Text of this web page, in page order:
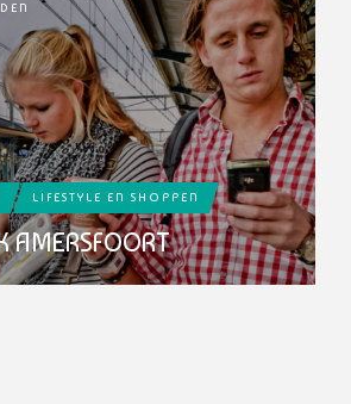
LIFESTYLE EN SHOPPEN
AMERSFOORT